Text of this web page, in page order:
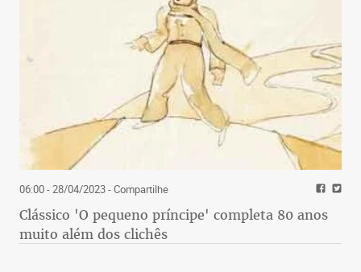
06:00 - 28/04/2023- Compartilhe
Clássico 'O pequeno príncipe' completa 80 anos
muito além dos clichês